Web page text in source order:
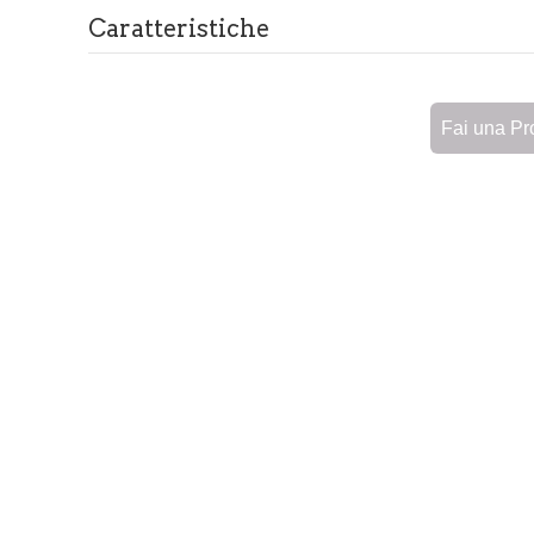
Caratteristiche
Fai una